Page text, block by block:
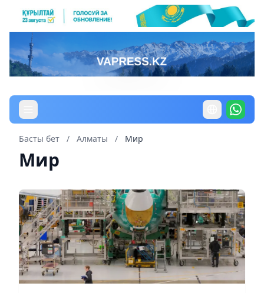
Басты бет / Алматы / Мир
Мир